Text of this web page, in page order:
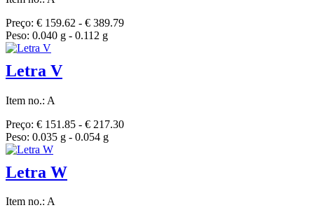
Preço: € 159.62 - € 389.79
Peso: 0.040 g - 0.112 g
Letra V
Item no.: A
Preço: € 151.85 - € 217.30
Peso: 0.035 g - 0.054 g
Letra W
Item no.: A